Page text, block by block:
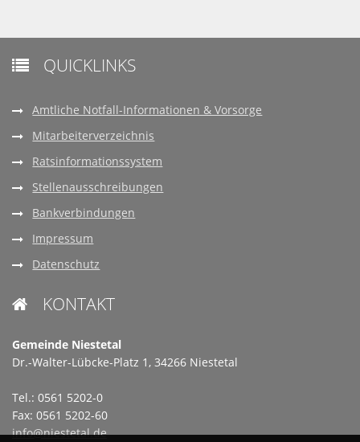
 QUICKLINKS
Amtliche Notfall-Informationen & Vorsorge
Mitarbeiterverzeichnis
Ratsinformationssystem
Stellenausschreibungen
Bankverbindungen
Impressum
Datenschutz
 KONTAKT
Gemeinde Niestetal
Dr.-Walter-Lübcke-Platz 1, 34266 Niestetal
Tel.: 0561 5202-0
Fax: 0561 5202-60
info@niestetal.de